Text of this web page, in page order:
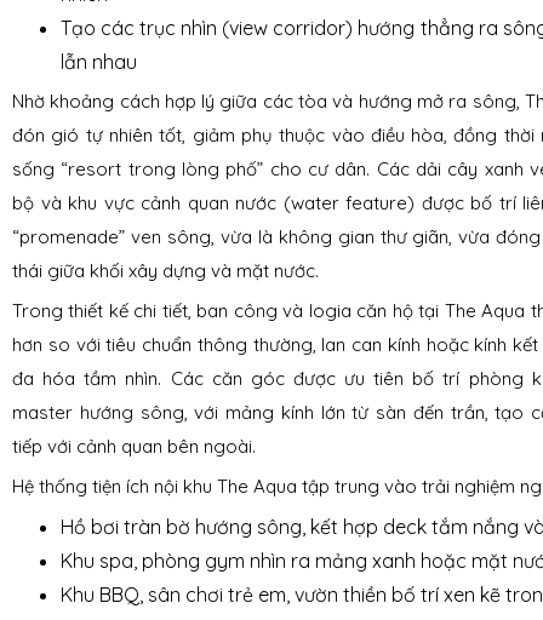
Tạo các trục nhìn (view corridor) hướng thẳng ra
lẫn nhau
Nhờ khoảng cách hợp lý giữa các tòa và hướng mở ra sông,
đón gió tự nhiên tốt, giảm phụ thuộc vào điều hòa, đồng thời
sống “resort trong lòng phố” cho cư dân. Các dải cây xanh
bộ và khu vực cảnh quan nước (water feature) được bố trí
“promenade” ven sông, vừa là không gian thư giãn, vừa
thái giữa khối xây dựng và mặt nước.
Trong thiết kế chi tiết, ban công và logia căn hộ tại The Aqua
hơn so với tiêu chuẩn thông thường, lan can kính hoặc kính
đa hóa tầm nhìn. Các căn góc được ưu tiên bố trí phòng
master hướng sông, với mảng kính lớn từ sàn đến trần, tạo
tiếp với cảnh quan bên ngoài.
Hệ thống tiện ích nội khu The Aqua tập trung vào trải nghiệm
Hồ bơi tràn bờ hướng sông, kết hợp deck tắm nắng
Khu spa, phòng gym nhìn ra mảng xanh hoặc mặt
Khu BBQ, sân chơi trẻ em, vườn thiền bố trí xen kẽ